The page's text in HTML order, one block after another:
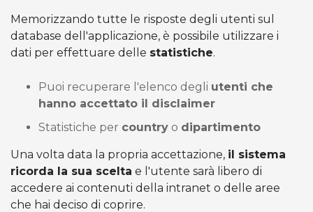
Memorizzando tutte le risposte degli utenti sul
database dell'applicazione, è possibile utilizzare i
dati per effettuare delle statistiche.
Puoi recuperare l'elenco degli utenti che
hanno accettato il disclaimer
Statistiche per country o dipartimento
Una volta data la propria accettazione, il sistema
ricorda la sua scelta e l'utente sarà libero di
accedere ai contenuti della intranet o delle aree
che hai deciso di coprire.